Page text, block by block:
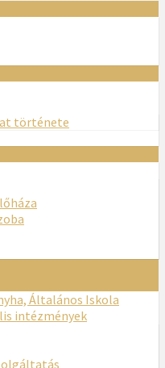
története
Általános Iskola
intézmények